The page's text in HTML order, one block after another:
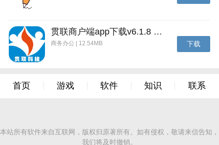
贯联商户端app下载v6.1.8 安卓版
商务办公 | 12.54MB 下载
首页 游戏 软件 知识 联系
本站所有软件来自互联网，版权归原著所有。如有侵权，敬请来信告知，
我们将及时撤销。